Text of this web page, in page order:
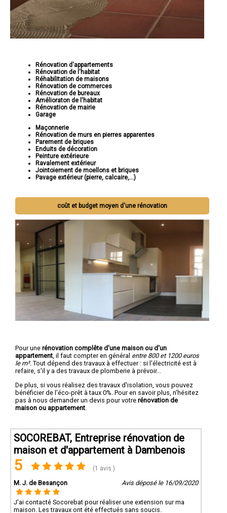
Rénovation d'appartements
Rénovation de l'habitat
Réhabilitation de maisons
Rénovation de commerces
Rénovation de bureaux
Amélioraton de l'habitat
Rénovation de mairie
Garage
Maçonnerie
Rénovation de murs en pierres apparentes
Parement de briques
Enduits de décoration
Peinture extérieure
Ravalement extérieur
Jointoiement de moellons et briques
Pavage extérieur (pierre, calcaire,...)
coût et budget moyen d'une rénovation
Pour une rénovation complête d'une maison ou d'un
appartement , il faut compter en général entre 800 et 1200 euros
le m². Tout dépend des travaux à effectuer : si l'électricité est à
refaire, s'il y a des travaux de plomberie à prévoir...
De plus, si vous réalisez des travaux d'isolation, vous pouvez
bénéficier de l'éco-prêt à taux 0%. Pour en savoir plus, n'hésitez
pas à nous demander un devis pour votre rénovation de
maison ou appartement
SOCOREBAT, Entreprise rénovation de
maison et d'appartement à Dambenois
5 (1 avis )
M. J. de Besançon Avis déposé le 16/09/2020
J'ai contacté Socorebat pour réaliser une extension sur ma
maison. Les travaux ont été effectués sans soucis.